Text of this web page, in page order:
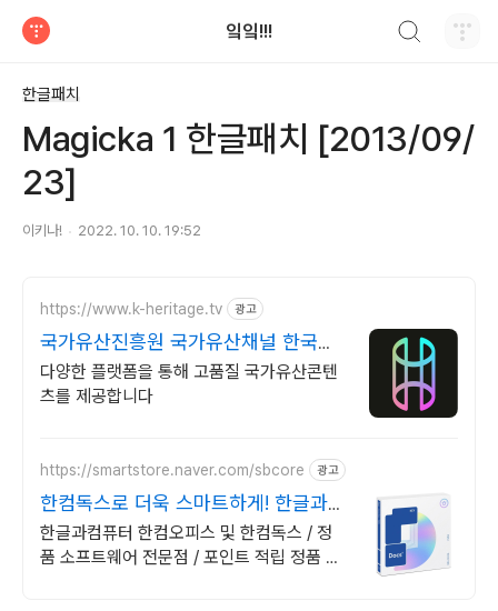
잌잌!!!
한글패치
Magicka 1 한글패치 [2013/09/
23]
이키나! 2022. 10. 10. 19:52
https://www.k-heritage.tv 광고
국가유산진흥원 국가유산채널 한국의
세계유산 영상
다양한 플랫폼을 통해 고품질 국가유산콘텐
츠를 제공합니다
https://smartstore.naver.com/sbcore 광고
한컴독스로 더욱 스마트하게! 한글과컴
퓨터 정품 인증점
한글과컴퓨터 한컴오피스 및 한컴독스 / 정
품 소프트웨어 전문점 / 포인트 적립 정품 소